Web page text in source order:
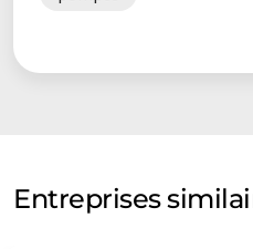
Entreprises